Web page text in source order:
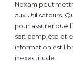
Nexam peut
aux Utilisateurs.
pour assurer que
soit complète et
information est
inexactitude.